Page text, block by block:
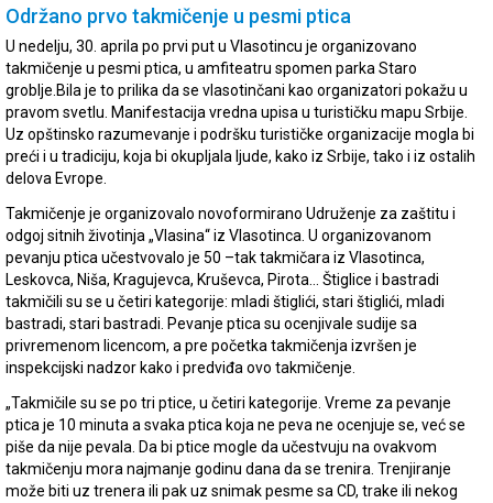
Održano prvo takmičenje u pesmi ptica
U nedelju, 30. aprila po prvi put u Vlasotincu je organizovano
takmičenje u pesmi ptica, u amfiteatru spomen parka Staro
groblje.Bila je to prilika da se vlasotinčani kao organizatori pokažu u
pravom svetlu. Manifestacija vredna upisa u turističku mapu Srbije.
Uz opštinsko razumevanje i podršku turističke organizacije mogla bi
preći i u tradiciju, koja bi okupljala ljude, kako iz Srbije, tako i iz ostalih
delova Evrope.
Takmičenje je organizovalo novoformirano Udruženje za zaštitu i
odgoj sitnih životinja „Vlasina“ iz Vlasotinca. U organizovanom
pevanju ptica učestvovalo je 50 –tak takmičara iz Vlasotinca,
Leskovca, Niša, Kragujevca, Kruševca, Pirota… Štiglice i bastradi
takmičili su se u četiri kategorije: mladi štiglići, stari štiglići, mladi
bastradi, stari bastradi. Pevanje ptica su ocenjivale sudije sa
privremenom licencom, a pre početka takmičenja izvršen je
inspekcijski nadzor kako i predviđa ovo takmičenje.
„Takmičile su se po tri ptice, u četiri kategorije. Vreme za pevanje
ptica je 10 minuta a svaka ptica koja ne peva ne ocenjuje se, već se
piše da nije pevala. Da bi ptice mogle da učestvuju na ovakvom
takmičenju mora najmanje godinu dana da se trenira. Trenjiranje
može biti uz trenera ili pak uz snimak pesme sa CD, trake ili nekog